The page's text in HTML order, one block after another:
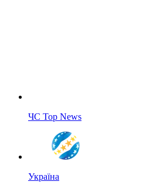
ЧС Top News
Україна